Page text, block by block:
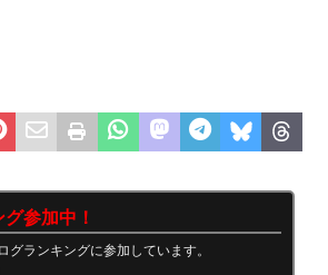
参加中！
グランキングに参加しています。